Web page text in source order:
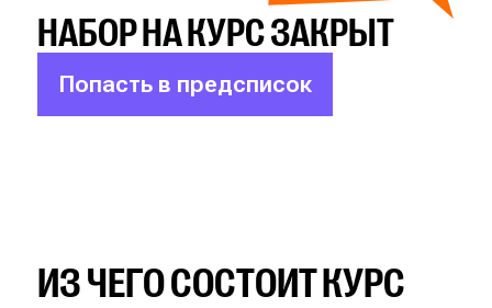
Попасть в предсписок
НАБОР НА КУРС ЗАКРЫТ
ИЗ ЧЕГО СОСТОИТ КУРС